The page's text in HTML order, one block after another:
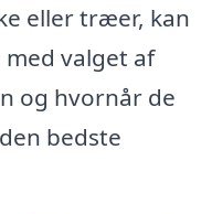
eller træer, kan
valget af
og hvornår de
bedste